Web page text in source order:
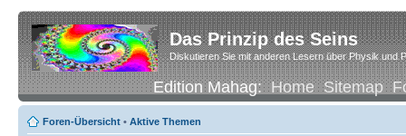
Das Prinzip des Seins
Diskutieren Sie mit anderen Lesern über Physik und
Edition Mahag:Home Sitemap
Foren-Übersicht • Aktive Themen